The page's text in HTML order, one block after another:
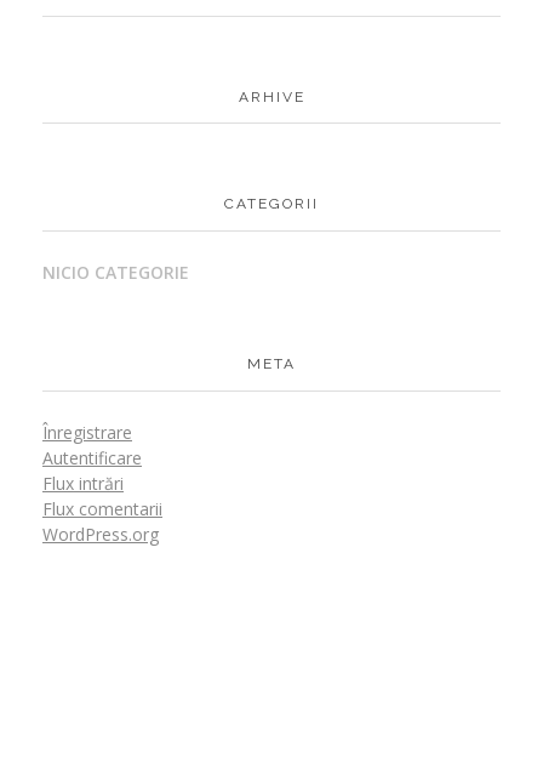
ARHIVE
CATEGORII
NICIO CATEGORIE
META
Înregistrare
Autentificare
Flux intrări
Flux comentarii
WordPress.org